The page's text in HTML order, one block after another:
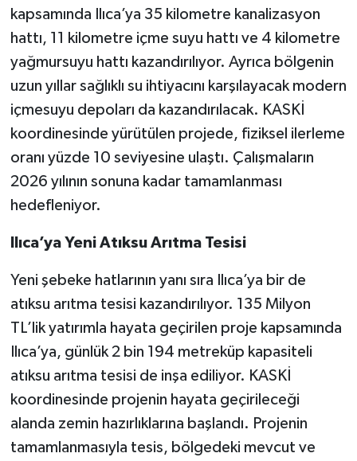
kapsamında Ilıca’ya 35 kilometre kanalizasyon
hattı, 11 kilometre içme suyu hattı ve 4 kilometre
yağmursuyu hattı kazandırılıyor. Ayrıca bölgenin
uzun yıllar sağlıklı su ihtiyacını karşılayacak modern
içmesuyu depoları da kazandırılacak. KASKİ
koordinesinde yürütülen projede, fiziksel ilerleme
oranı yüzde 10 seviyesine ulaştı. Çalışmaların
2026 yılının sonuna kadar tamamlanması
hedefleniyor.
Ilıca’ya Yeni Atıksu Arıtma Tesisi
Yeni şebeke hatlarının yanı sıra Ilıca’ya bir de
atıksu arıtma tesisi kazandırılıyor. 135 Milyon
TL’lik yatırımla hayata geçirilen proje kapsamında
Ilıca’ya, günlük 2 bin 194 metreküp kapasiteli
atıksu arıtma tesisi de inşa ediliyor. KASKİ
koordinesinde projenin hayata geçirileceği
alanda zemin hazırlıklarına başlandı. Projenin
tamamlanmasıyla tesis, bölgedeki mevcut ve